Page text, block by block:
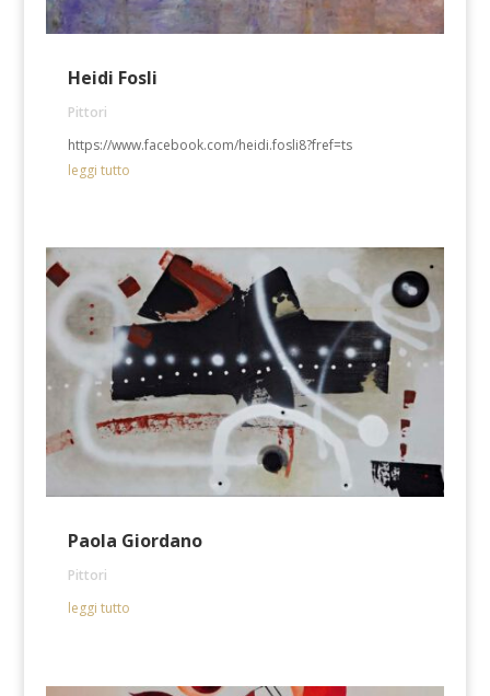
Heidi Fosli
Pittori
https://www.facebook.com/heidi.fosli8?fref=ts
leggi tutto
Paola Giordano
Pittori
leggi tutto